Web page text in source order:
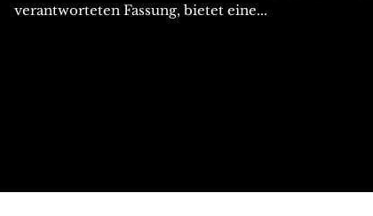
verantworteten Fassung, bietet eine...